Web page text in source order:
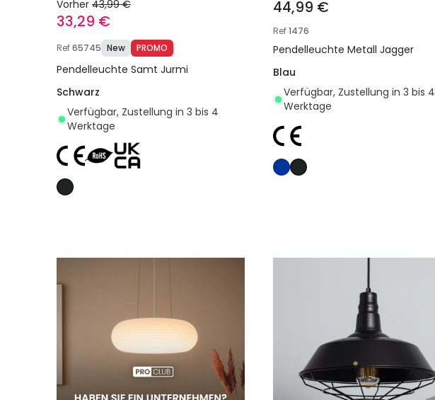
Vorher 43,99 €
33,29 €
Ref65745 New PROMO
Pendelleuchte Samt Jurmi
Schwarz
Verfügbar, Zustellung in 3 bis 4
Werktage
44,99 €
Ref1476
Pendelleuchte Metall Jagger
Blau
Verfügbar, Zustellung in 3 bis 4
Werktage